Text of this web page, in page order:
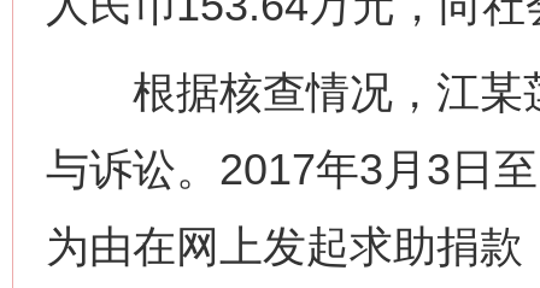
根据核查情况，江某
与诉讼。2017年3月3日
为由在网上发起求助捐